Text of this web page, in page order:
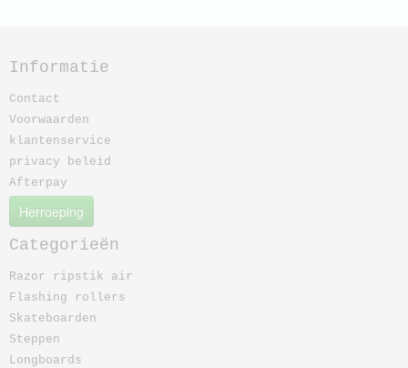
Informatie
Contact
Voorwaarden
klantenservice
privacy beleid
Afterpay
Herroeping
Categorieën
Razor ripstik air
Flashing rollers
Skateboarden
Steppen
Longboards